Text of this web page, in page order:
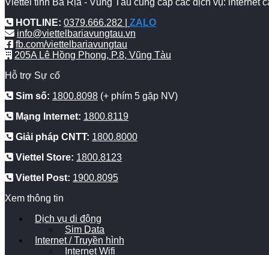
Viettel tỉnh Bà Rịa - Vũng Tàu cung cấp các dịch vụ: internet
HOTLINE: 0379.666.282 | ZALO
info@viettelbariavungtau.vn
fb.com/viettelbariavungtau
205A Lê Hồng Phong, P.8, Vũng Tàu
Hỗ trợ Sự cố
Sim số: 1800.8098 (+ phím 5 gặp NV)
Mạng Internet: 1800.8119
Giải pháp CNTT: 1800.8000
Viettel Store: 1800.8123
Viettel Post: 1900.8095
Xem thông tin
Dịch vụ di động
Sim Data
Internet / Truyền hình
Internet Wifi